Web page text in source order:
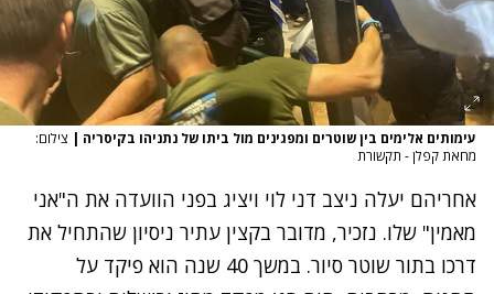
עימותים אלימים בין שוטרים ומפגינים מול ביתו של נתניהו בקיסריה | צילום:
מחאת קפלן - תקשורת
אחריהם יעלה ניצב דני לוי ויציג בפני הוועדה את ה"אני
מאמין" שלו. נזכיר, מדובר בקצין עתיר ניסיון שהתחיל את
דרכו בתור שוטר סיור. במשך 40 שנה הוא פיקד על